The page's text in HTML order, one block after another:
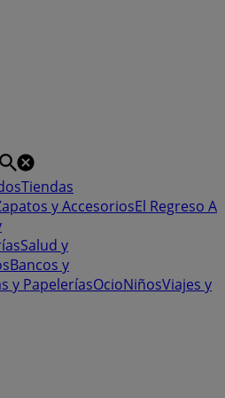
Tiendas
y AccesoriosEl Regreso A
Salud y
Bancos y
y PapeleríasOcioNiñosViajes y